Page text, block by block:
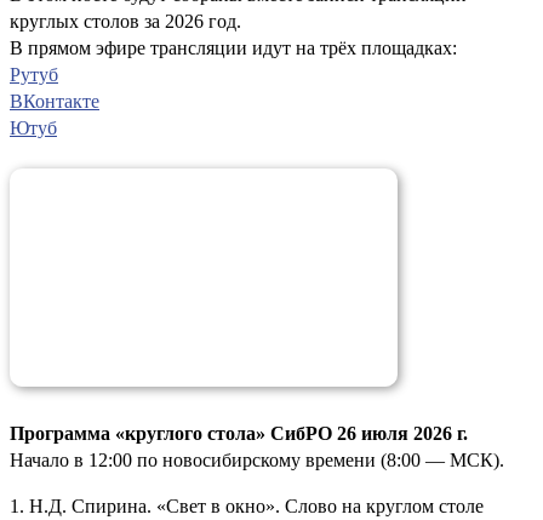
круглых столов за 2026 год.
В прямом эфире трансляции идут на трёх площадках:
Рутуб
ВКонтакте
Ютуб
Программа «круглого стола» СибРО 26 июля 2026 г.
Начало в 12:00 по новосибирскому времени (8:00 — МСК).
1. Н.Д. Спирина. «Свет в окно». Слово на круглом столе